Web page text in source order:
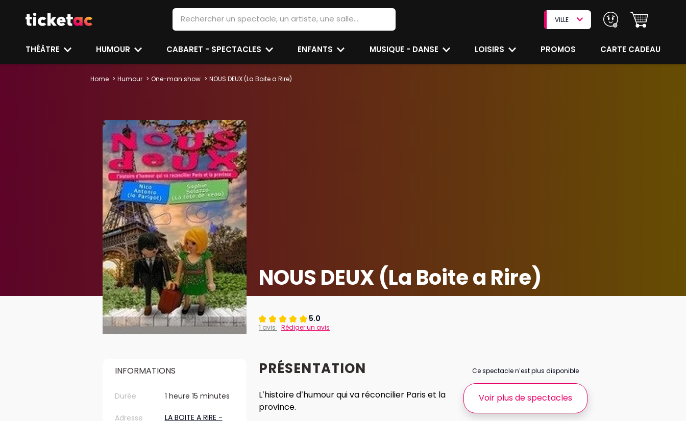
VILLE
THÉÂTRE HUMOUR CABARET - SPECTACLES ENFANTS MUSIQUE - DANSE LOISIRS PROMOS CARTE CADEAU
Home Humour One-man show NOUS DEUX (La Boite a Rire)
NOUS DEUX (La Boite a Rire)
5.0
1 avis Rédiger un avis
INFORMATIONS
Durée 1 heure 15 minutes
Adresse
LA BOITE A RIRE -
PRÉSENTATION
L’histoire d’humour qui va réconcilier Paris et la
province.
Ce spectacle n’est plus disponible
Voir plus de spectacles